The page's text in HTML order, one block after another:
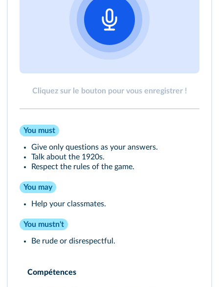
Cliquez sur le bouton pour vous enregistrer !
You must
Give only questions as your answers.
Talk about the 1920s.
Respect the rules of the game.
You may
Help your classmates.
You mustn't
Be rude or disrespectful.
Compétences